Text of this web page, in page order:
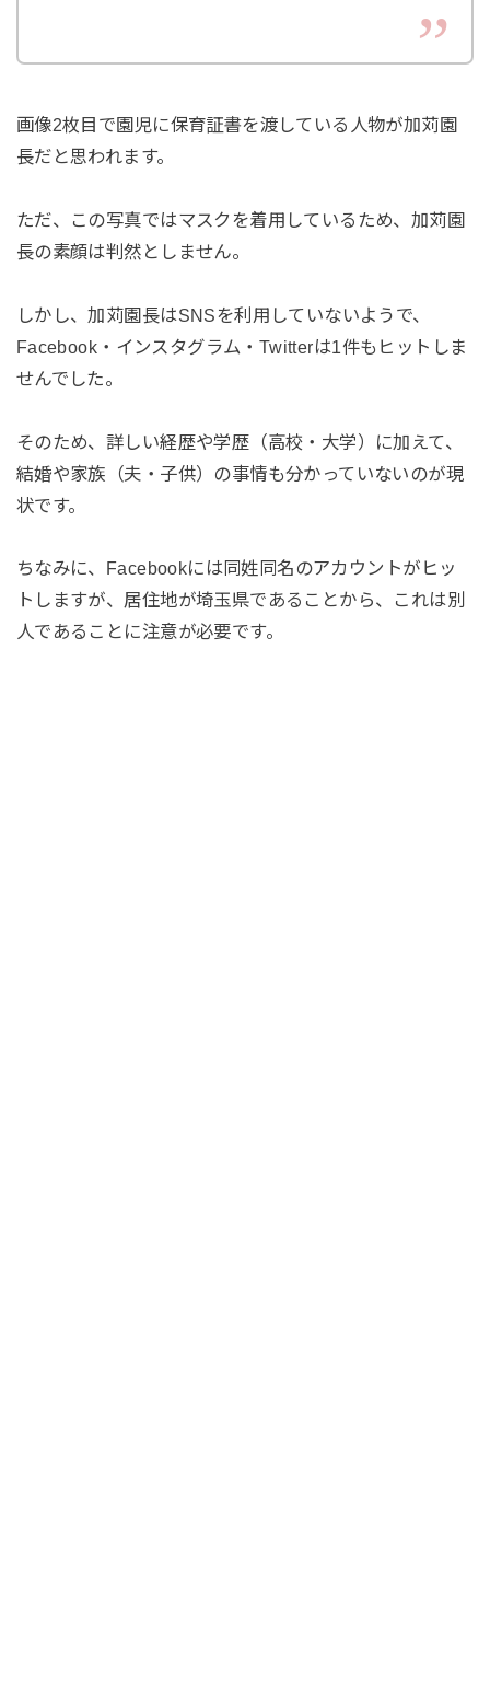
画像2枚目で園児に保育証書を渡している人物が加苅園
長だと思われます。
ただ、この写真ではマスクを着用しているため、加苅園
長の素顔は判然としません。
しかし、加苅園長はSNSを利用していないようで、
Facebook・インスタグラム・Twitterは1件もヒットしま
せんでした。
そのため、詳しい経歴や学歴（高校・大学）に加えて、
結婚や家族（夫・子供）の事情も分かっていないのが現
状です。
ちなみに、Facebookには同姓同名のアカウントがヒッ
トしますが、居住地が埼玉県であることから、これは別
人であることに注意が必要です。